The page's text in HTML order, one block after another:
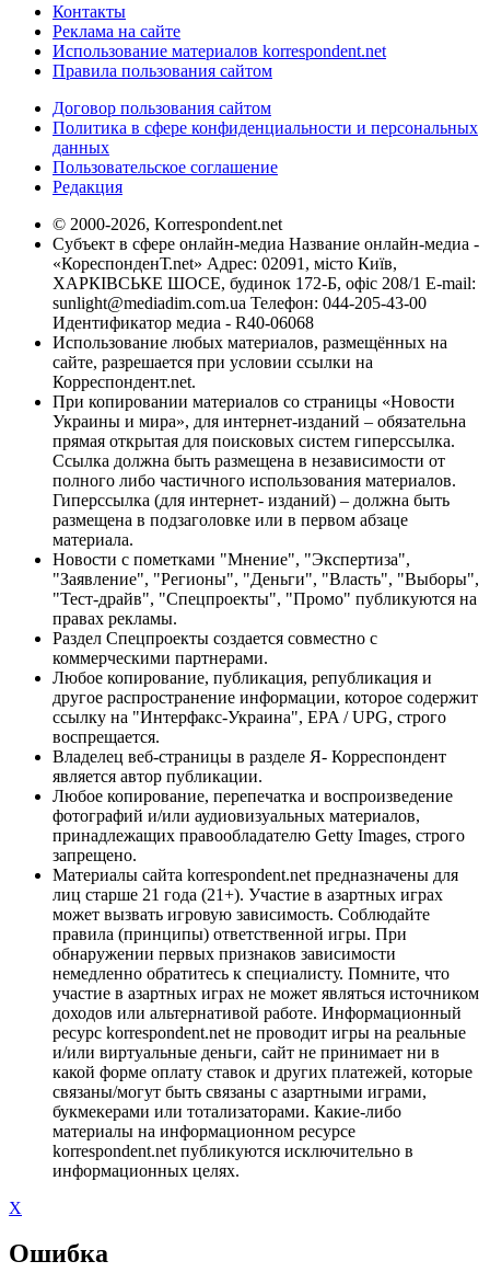
Контакты
Реклама на сайте
Использование материалов korrespondent.net
Правила пользования сайтом
Договор пользования сайтом
Политика в сфере конфиденциальности и персональных
данных
Пользовательское соглашение
Редакция
© 2000-2026, Korrespondent.net
Субъект в сфере онлайн-медиа Название онлайн-медиа -
«КореспонденТ.net» Адрес: 02091, місто Київ,
ХАРКІВСЬКЕ ШОСЕ, будинок 172-Б, офіс 208/1 E-mail:
sunlight@mediadim.com.ua Телефон: 044-205-43-00
Идентификатор медиа - R40-06068
Использование любых материалов, размещённых на
сайте, разрешается при условии ссылки на
Корреспондент.net.
При копировании материалов со страницы «Новости
Украины и мира», для интернет-изданий – обязательна
прямая открытая для поисковых систем гиперссылка.
Ссылка должна быть размещена в независимости от
полного либо частичного использования материалов.
Гиперссылка (для интернет- изданий) – должна быть
размещена в подзаголовке или в первом абзаце
материала.
Новости с пометками "Мнение", "Экспертиза",
"Заявление", "Регионы", "Деньги", "Власть", "Выборы",
"Тест-драйв", "Спецпроекты", "Промо" публикуются на
правах рекламы.
Раздел Спецпроекты создается совместно с
коммерческими партнерами.
Любое копирование, публикация, републикация и
другое распространение информации, которое содержит
ссылку на "Интерфакс-Украина", EPA / UPG, строго
воспрещается.
Владелец веб-страницы в разделе Я- Корреспондент
является автор публикации.
Любое копирование, перепечатка и воспроизведение
фотографий и/или аудиовизуальных материалов,
принадлежащих правообладателю Getty Images, строго
запрещено.
Материалы сайта korrespondent.net предназначены для
лиц старше 21 года (21+). Участие в азартных играх
может вызвать игровую зависимость. Соблюдайте
правила (принципы) ответственной игры. При
обнаружении первых признаков зависимости
немедленно обратитесь к специалисту. Помните, что
участие в азартных играх не может являться источником
доходов или альтернативой работе. Информационный
ресурс korrespondent.net не проводит игры на реальные
и/или виртуальные деньги, сайт не принимает ни в
какой форме оплату ставок и других платежей, которые
связаны/могут быть связаны с азартными играми,
букмекерами или тотализаторами. Какие-либо
материалы на информационном ресурсе
korrespondent.net публикуются исключительно в
информационных целях.
X
Ошибка